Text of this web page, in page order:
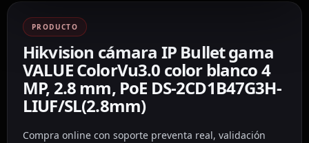
PRODUCTO
Hikvision cámara IP Bullet gama
VALUE ColorVu3.0 color blanco 4
MP, 2.8 mm, PoE DS-2CD1B47G3H-
LIUF/SL(2.8mm)
Compra online con soporte preventa real, validación